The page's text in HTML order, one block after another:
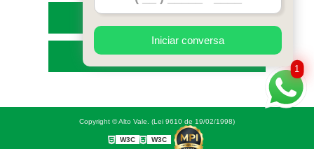
MAPA DO SITE
Copyright © Alto Vale. (Lei 9610 de 19/02/1998)
W3C W3C
1
Iniciar conversa